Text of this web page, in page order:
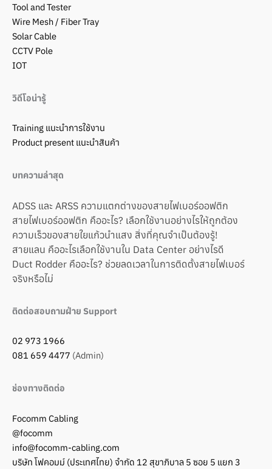
Tool and Tester
Wire Mesh / Fiber Tray
Solar Cable
CCTV Pole
IOT
วิดีโอน่ารู้
Training แนะนำการใช้งาน
Product present แนะนำสินค้า
บทความล่าสุด
ADSS และ ARSS ความแตกต่างของสายไฟเบอร์ออฟติก
สายไฟเบอร์ออฟติก คืออะไร? เลือกใช้งานอย่างไรให้ถูกต้อง
ความเร็วของสายใยแก้วนำแสง สิ่งที่คุณจำเป็นต้องรู้!
สายแลน คืออะไรเลือกใช้งานใน Data Center อย่างไรดี
Duct Rodder คืออะไร? ช่วยลดเวลาในการติดตั้งสายไฟเบอร์
จริงหรือไม่
ติดต่อสอบถามฝ่าย Support
02 973 1966
081 659 4477 (Admin)
ช่องทางติดต่อ
Focomm Cabling
@focomm
info@focomm-cabling.com
บริษัท โฟคอมม์ (ประเทศไทย) จำกัด 12 สุขาภิบาล 5 ซอย 5 แยก 3